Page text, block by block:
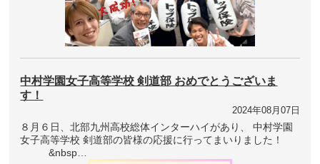
中村学園女子高等学校 剣道部 おめでとうございま
す！
2024年08月07日
８月６日、北部九州高校総体インターハイがあり、 中村学園
女子高等学校 剣道部の皆様の応援に行ってまいりました！
&nbsp…